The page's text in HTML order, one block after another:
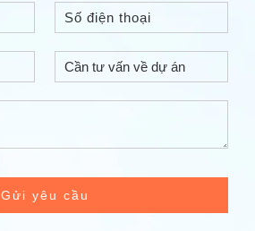
Gửi yêu cầu